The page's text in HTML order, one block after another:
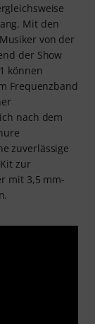
Mit den
von der
der Show
können
Frequenzband
nach dem
zuverlässige
zur
mit 3,5 mm-